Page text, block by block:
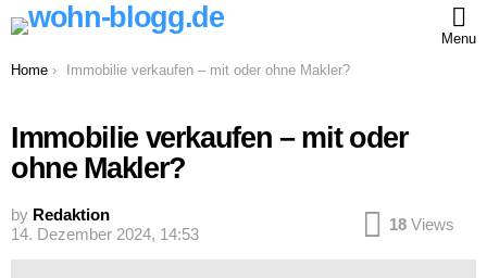
Menu
You are here:
Home Immobilie verkaufen – mit oder ohne Makler?
Immobilie verkaufen – mit oder
ohne Makler?
by Redaktion
14. Dezember 2024, 14:53
18 Views